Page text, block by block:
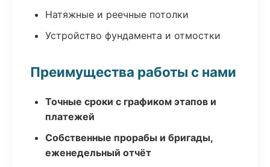
Натяжные и реечные потолки
Устройство фундамента и отмостки
Преимущества работы с нами
Точные сроки с графиком этапов и
платежей
Собственные прорабы и бригады,
еженедельный отчёт